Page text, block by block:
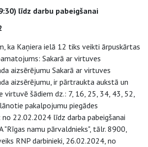
līdz darbu pabeigšanai
ka Kaņiera ielā 12 tiks veikti ārpuskārtas
Sakarā ar virtuves
aizsērējumu Sakarā ar virtuves
aizsērējumu, ir pārtraukta aukstā un
virtuvē šādiem dz.: 7, 16, 25, 34, 43, 52,
pakalpojumu piegādes
22.02.2024 līdz darba pabeigšanai
"Rīgas namu pārvaldnieks", tālr. 8900,
RNP darbinieki, 26.02.2024, no